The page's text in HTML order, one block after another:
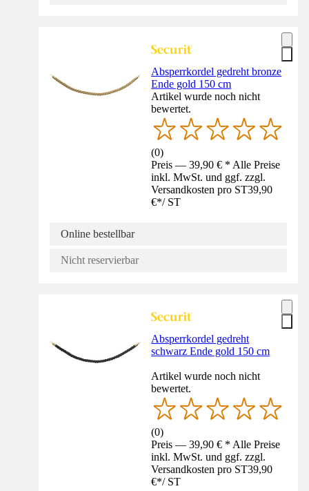
Absperrkordel gedreht bronze
Ende gold 150 cm
Artikel wurde noch nicht
bewertet.
(0)
Preis — 39,90 € * Alle Preise
inkl. MwSt. und ggf. zzgl.
Versandkosten pro ST39,90
€*/ ST
Online bestellbar
Nicht reservierbar
Absperrkordel gedreht
schwarz Ende gold 150 cm
Artikel wurde noch nicht
bewertet.
(0)
Preis — 39,90 € * Alle Preise
inkl. MwSt. und ggf. zzgl.
Versandkosten pro ST39,90
€*/ ST